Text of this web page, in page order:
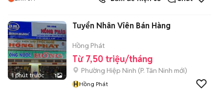
1 phút trước 1
Tuyển Nhân Viên Bán Hàng
Hồng Phát
Từ 7,50 triệu/tháng
Phường Hiệp Ninh (P. Tân Ninh mới)
HHồng Phát